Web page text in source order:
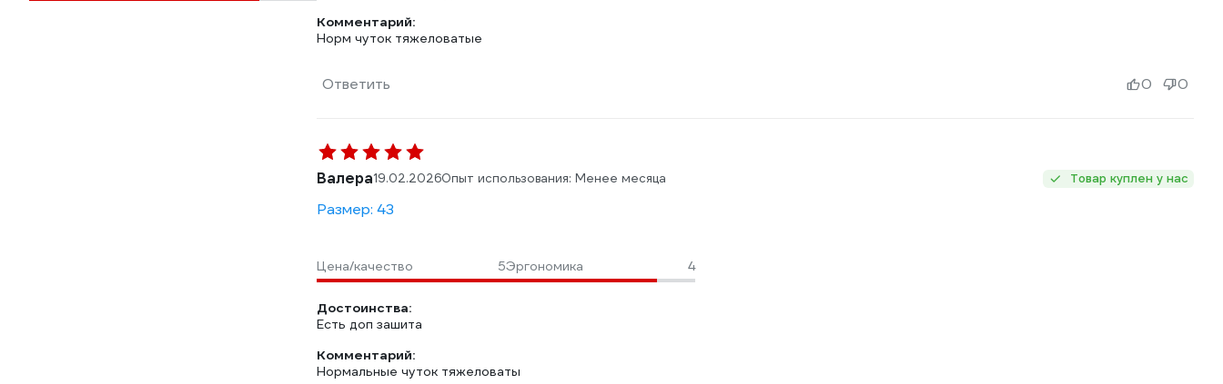
Комментарий:
Норм чуток тяжеловатые
Ответить 0 0
Валера19.02.2026Опыт использования: Менее месяца Товар куплен у нас
Размер: 43
Цена/качество 5Эргономика 4
Достоинства:
Есть доп зашита
Комментарий:
Нормальные чуток тяжеловаты